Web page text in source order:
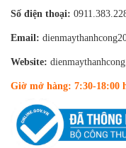
Số điện thoại:
Email:
Website:
Giờ mở hàng: 7:30-18:00